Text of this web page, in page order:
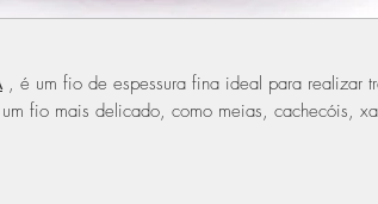
, é um fio de espessura fina ideal para realizar
fio mais delicado, como meias, cachecóis,